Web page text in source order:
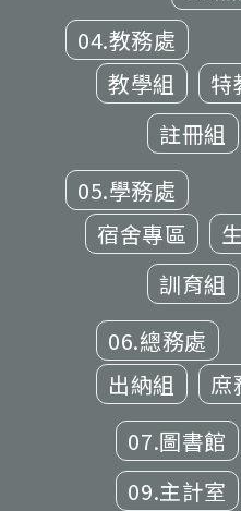
04.教務處
教學組
特
註冊組
05.學務處
宿舍專區
訓育組
06.總務處
出納組
庶
07.圖書館
09.主計室